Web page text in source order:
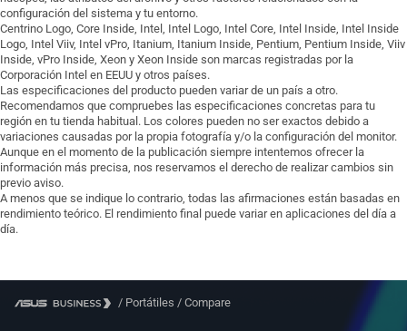
configuración del sistema y tu entorno.
Centrino Logo, Core Inside, Intel, Intel Logo, Intel Core, Intel Inside, Intel Inside
Logo, Intel Viiv, Intel vPro, Itanium, Itanium Inside, Pentium, Pentium Inside, Viiv
Inside, vPro Inside, Xeon y Xeon Inside son marcas registradas por la
Corporación Intel en EEUU y otros países.
Las especificaciones del producto pueden variar de un país a otro.
Recomendamos que compruebes las especificaciones concretas para tu
región en tu tienda habitual. Los colores pueden no ser exactos debido a
variaciones causadas por la propia fotografía y/o la configuración del monitor.
Aunque en el momento de la publicación siempre intentemos ofrecer la
información más precisa, nos reservamos el derecho de realizar cambios sin
previo aviso.
A menos que se indique lo contrario, todas las afirmaciones están basadas en
rendimiento teórico. El rendimiento final puede variar en aplicaciones del día a
día.
/ Portátiles / Compare